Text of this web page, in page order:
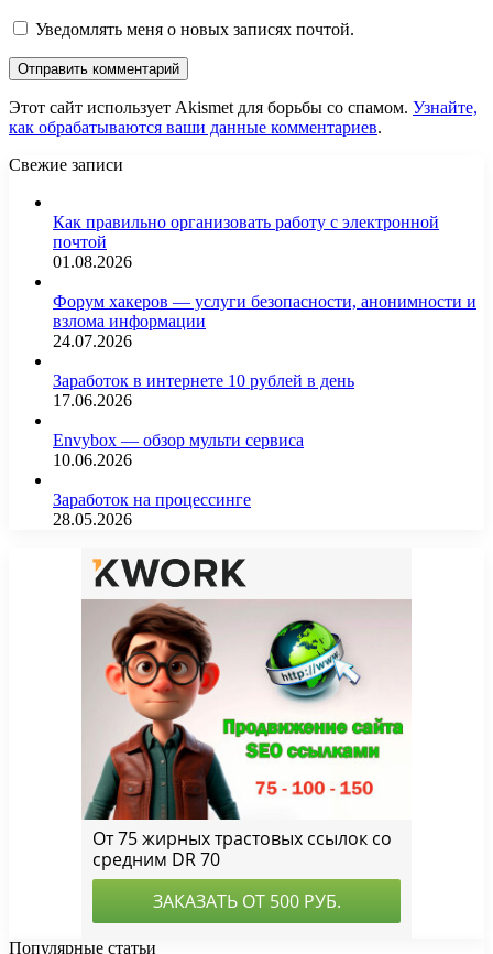
Уведомлять меня о новых записях почтой.
Этот сайт использует Akismet для борьбы со спамом. Узнайте,
как обрабатываются ваши данные комментариев.
Свежие записи
Как правильно организовать работу с электронной
почтой
01.08.2026
Форум хакеров — услуги безопасности, анонимности и
взлома информации
24.07.2026
Заработок в интернете 10 рублей в день
17.06.2026
Envybox — обзор мульти сервиса
10.06.2026
Заработок на процессинге
28.05.2026
Популярные статьи